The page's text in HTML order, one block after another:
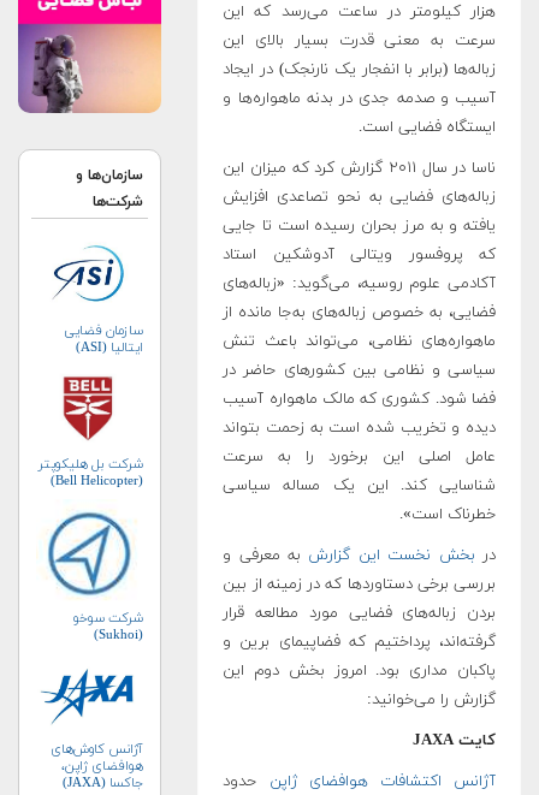
هزار کیلومتر در ساعت می‌رسد که این
سرعت به معنی قدرت بسیار بالای این
زباله‌ها (برابر با انفجار یک نارنجک) در ایجاد
آسیب و صدمه جدی در بدنه ماهواره‌ها و
ایستگاه فضایی است.
ناسا در سال ۲۰۱۱ گزارش کرد که میزان این
زباله‌های فضایی به نحو تصاعدی افزایش
یافته و به مرز بحران رسیده است تا جایی
که پروفسور ویتالی آدوشکین استاد
آکادمی علوم روسیه، می‌گوید: «زباله‌های
فضایی، به خصوص زباله‌های به‌جا مانده از
ماهواره‌های نظامی، می‌تواند باعث تنش
سیاسی و نظامی بین کشورهای حاضر در
فضا شود. کشوری که مالک ماهواره آسیب
دیده و تخریب شده است به زحمت بتواند
عامل اصلی این برخورد را به سرعت
شناسایی کند. این یک مساله سیاسی
خطرناک است».
در بخش نخست این گزارش به معرفی و
بررسی برخی دستاوردها که در زمینه از بین
بردن زباله‌های فضایی مورد مطالعه قرار
گرفته‌اند، پرداختیم که فضاپیمای برین و
پاکبان مداری بود. امروز بخش دوم این
گزارش را می‌خوانید:
کایت JAXA
آژانس اکتشافات هوافضای ژاپن حدود
سازمان‌ها و
شرکت‌ها
سازمان فضایی
ایتالیا (ASI)
شرکت بل هلیکوپتر
(Bell Helicopter)
شرکت سوخو
(Sukhoi)
آژانس کاوش‌های
هوافضای ژاپن،
جاکسا (JAXA)